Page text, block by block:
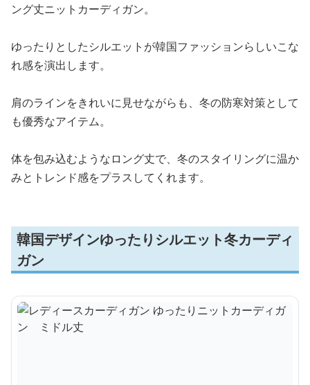
ング丈ニットカーディガン。
ゆったりとしたシルエットが韓国ファッションらしいこな
れ感を演出します。
肩のラインをきれいに見せながらも、冬の防寒対策として
も優秀なアイテム。
体を包み込むようなロング丈で、冬のスタイリングに温か
みとトレンド感をプラスしてくれます。
韓国デザインゆったりシルエット冬カーディ
ガン